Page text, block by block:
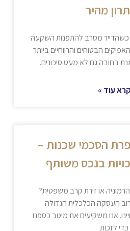
מהיר
מסרב להתפנות השקעה
הבטוחים והרווחיים ביותר
בחובה גם לא מעט סיכונים.
קרא עוד »
הסכמי שכנות –
בנכס משותף
או זירת קרב משפטית?
העסקה הכלכלית הגדולה
אנו משקיעים את מיטב כספנו
כדי לזכות